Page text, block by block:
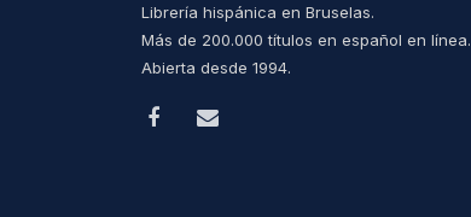
Librería hispánica en Bruselas.
Más de 200.000 títulos en español en línea.
Abierta desde 1994.